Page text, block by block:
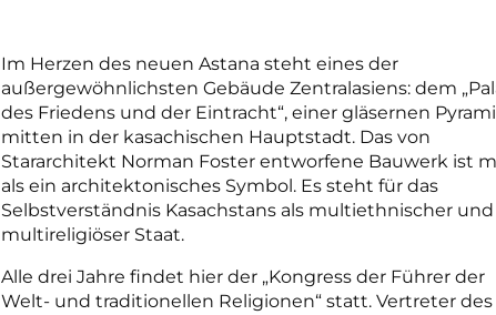
Im Herzen des neuen Astana steht eines der
außergewöhnlichsten Gebäude Zentralasiens: dem
des Friedens und der Eintracht“, einer gläsernen
mitten in der kasachischen Hauptstadt. Das von
Stararchitekt Norman Foster entworfene Bauwerk ist
als ein architektonisches Symbol. Es steht für das
Selbstverständnis Kasachstans als multiethnischer und
multireligiöser Staat.
Alle drei Jahre findet hier der „Kongress der Führer der
Welt- und traditionellen Religionen“ statt. Vertreter des